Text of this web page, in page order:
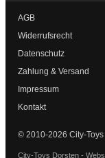
AGB
Widerrufsrecht
Datenschutz
Zahlung & Versand
Impressum
Kontakt
© 2010-2026 City-Toys
City-Toys Dorsten -